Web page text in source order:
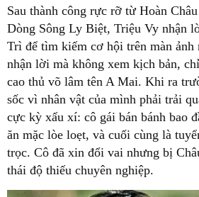
Sau thành công rực rỡ từ Hoàn
Dòng Sông Ly Biệt, Triệu Vy nhận
Trì để tìm kiếm cơ hội trên màn
nhận lời mà không xem kịch bản,
cao thủ võ lâm tên A Mai. Khi ra
sốc vì nhân vật của mình phải trải
cực kỳ xấu xí: cô gái bán bánh bao
ăn mặc lòe loẹt, và cuối cùng là
trọc. Cô đã xin đổi vai nhưng bị
thái độ thiếu chuyên nghiệp.